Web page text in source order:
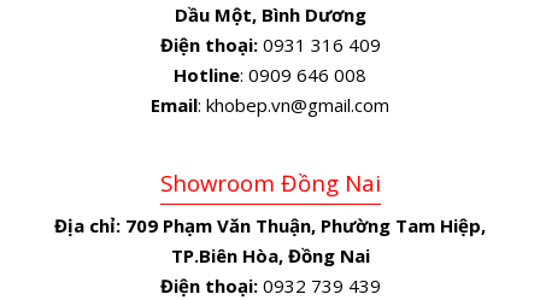
Dầu Một, Bình Dương
Điện thoại:0931 316 409
Hotline: 0909 646 008
Email: khobep.vn@gmail.com
Showroom Đồng Nai
Địa chỉ: 709 Phạm Văn Thuận, Phường Tam Hiệp,
TP.Biên Hòa, Đồng Nai
Điện thoại:0932 739 439